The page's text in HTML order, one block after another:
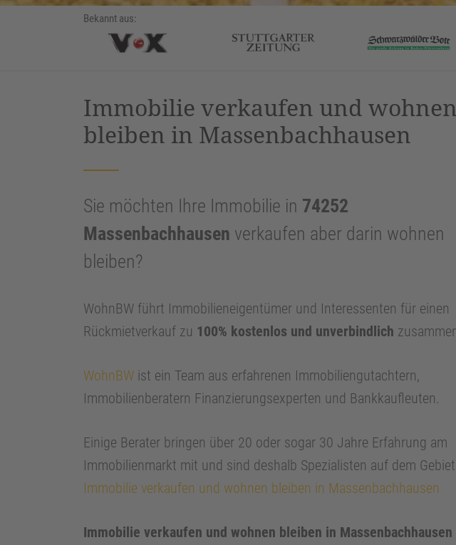
Bekannt aus:
Immobilie verkaufen und wohnen
bleiben in Massenbachhausen
Sie möchten Ihre Immobilie in 74252
Massenbachhausen verkaufen aber darin wohnen
bleiben?
WohnBW führt Immobilieneigentümer und Interessenten für einen
Rückmietverkauf zu 100% kostenlos und unverbindlich
WohnBW ist ein Team aus erfahrenen Immobiliengutachtern,
Immobilienberatern Finanzierungsexperten und Bankkaufleuten.
Einige Berater bringen über 20 oder sogar 30 Jahre Erfahrung am
Immobilienmarkt mit und sind deshalb Spezialisten auf dem Gebiet
Immobilie verkaufen und wohnen bleiben in Massenbachhausen
Immobilie verkaufen und wohnen bleiben in Massenbachhausen